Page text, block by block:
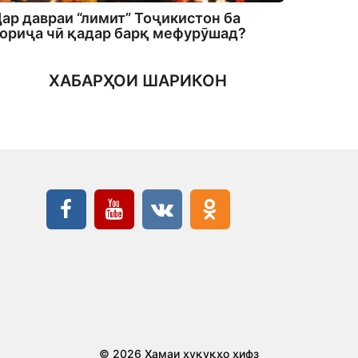
давраи “лимит” Тоҷикистон ба
чӣ қадар барқ мефурӯшад?
ХАБАРҲОИ ШАРИКОН
© 2026 Ҳамаи ҳуқуқҳо ҳифз